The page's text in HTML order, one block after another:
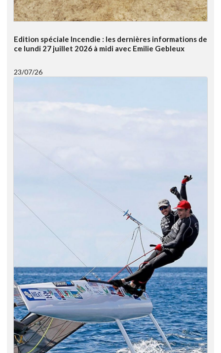
Edition spéciale Incendie : les dernières informations de
ce lundi 27 juillet 2026 à midi avec Emilie Gebleux
23/07/26